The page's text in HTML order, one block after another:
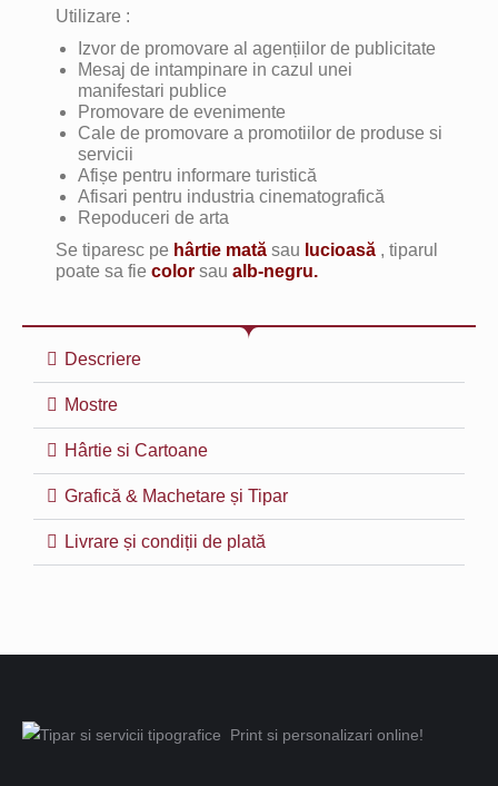
Utilizare :
Izvor de promovare al agențiilor de publicitate
Mesaj de intampinare in cazul unei
manifestari publice
Promovare de evenimente
Cale de promovare a promotiilor de produse si
servicii
Afișe pentru informare turistică
Afisari pentru industria cinematografică
Repoduceri de arta
Se tiparesc pe hârtie mată sau lucioasă , tiparul
poate sa fie color sau alb-negru.
Descriere
Mostre
Hârtie si Cartoane
Grafică & Machetare și Tipar
Livrare și condiții de plată